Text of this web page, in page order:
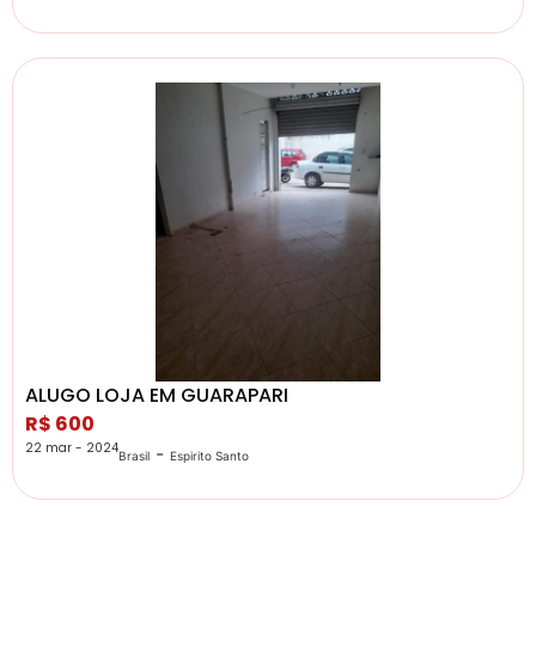
ALUGO LOJA EM GUARAPARI
R$ 600
22 mar - 2024Brasil - Espirito Santo